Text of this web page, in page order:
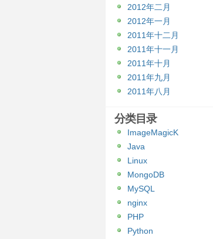
2012年二月
2012年一月
2011年十二月
2011年十一月
2011年十月
2011年九月
2011年八月
分类目录
ImageMagicK
Java
Linux
MongoDB
MySQL
nginx
PHP
Python